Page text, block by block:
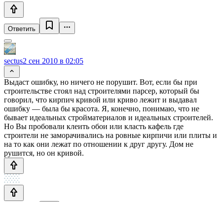
Ответить
sectus2 сен 2010 в 02:05
Выдаст ошибку, но ничего не порушит. Вот, если бы при
строительстве стоял над строителями парсер, который бы
говорил, что кирпич кривой или криво лежит и выдавал
ошибку — была бы красота. Я, конечно, понимаю, что не
бывает идеальных стройматериалов и идеальных строителей.
Но Вы пробовали клеить обои или класть кафель где
строители не заморачивались на ровные кирпичи или плиты и
на то как они лежат по отношении к друг другу. Дом не
рушится, но он кривой.